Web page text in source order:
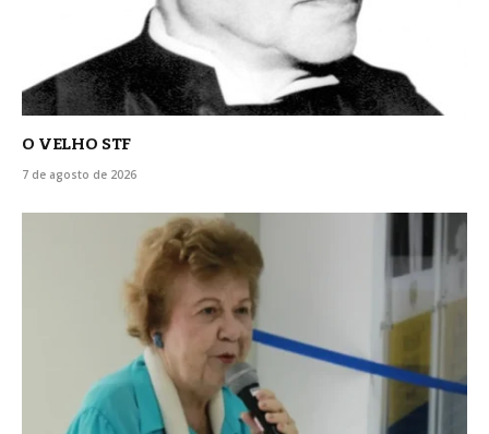
O VELHO STF
7 de agosto de 2026